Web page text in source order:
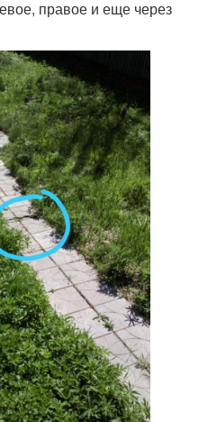
правое и еще через